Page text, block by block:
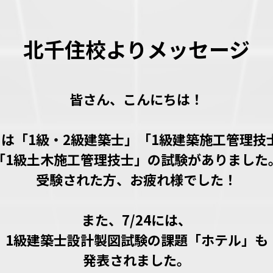
北千住校よりメッセージ
皆さん、こんにちは！
「1級・2級建築士」「1級建築施工管理技
1級土木施工管理技士」の試験がありました
受験された方、お疲れ様でした！
また、7/24には、
1級建築士設計製図試験の課題「ホテル」も
発表されました。